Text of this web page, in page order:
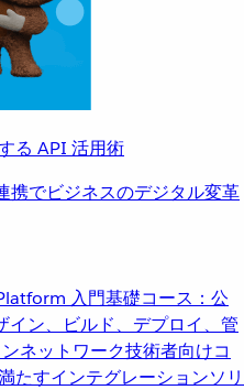
る API 活用術
でビジネスのデジタル変革
入門基礎コース：公
ン、ビルド、デプロイ、管
ネットワーク技術者向けコ
たすインテグレーションソリ